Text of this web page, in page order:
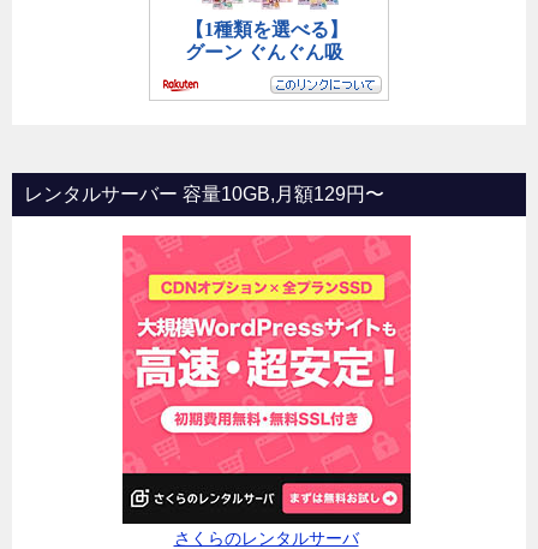
レンタルサーバー 容量10GB,月額129円〜
さくらのレンタルサーバ